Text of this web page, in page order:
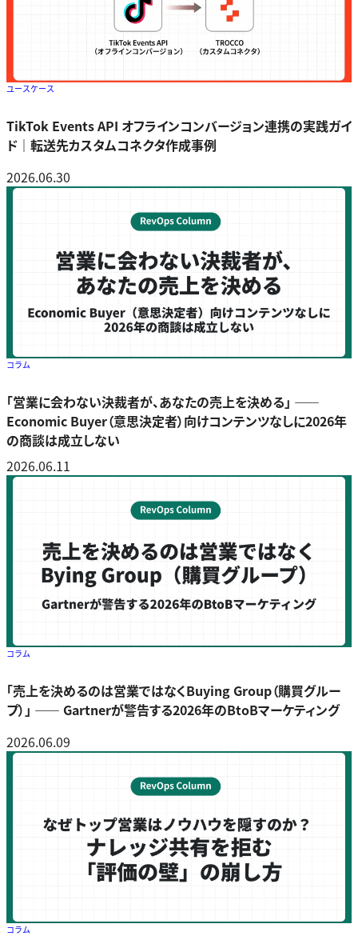
ユースケース
TikTok Events API オフラインコンバージョン連携の実践ガイ
ド｜転送先カスタムコネクタ作成事例
2026.06.30
コラム
「営業に会わない決裁者が、あなたの売上を決める」 ――
Economic Buyer（意思決定者）向けコンテンツなしに2026年
の商談は成立しない
2026.06.11
コラム
「売上を決めるのは営業ではなくBuying Group（購買グルー
プ）」 ―― Gartnerが警告する2026年のBtoBマーケティング
2026.06.09
コラム